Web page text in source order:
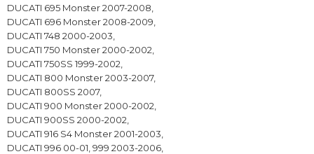
DUCATI 695 Monster 2007-2008,
DUCATI 696 Monster 2008-2009,
DUCATI 748 2000-2003,
DUCATI 750 Monster 2000-2002,
DUCATI 750SS 1999-2002,
DUCATI 800 Monster 2003-2007,
DUCATI 800SS 2007,
DUCATI 900 Monster 2000-2002,
DUCATI 900SS 2000-2002,
DUCATI 916 S4 Monster 2001-2003,
DUCATI 996 00-01, 999 2003-2006,